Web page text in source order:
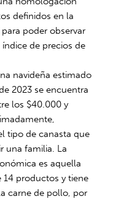
definidos en la
poder observar
de precios de
navideña estimado
2023 se encuentra
los $40.000 y
tipo de canasta que
una familia. La
es aquella
productos y tiene
carne de pollo, por